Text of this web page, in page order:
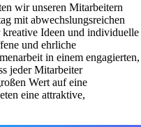
wir unseren Mitarbeitern
mit abwechslungsreichen
Ideen und individuelle
und ehrliche
in einem engagierten,
jeder Mitarbeiter
Wert auf eine
eine attraktive,